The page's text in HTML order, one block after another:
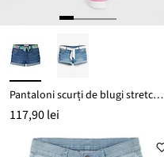
Pantaloni scurți de blugi stretch, cu cordon
117,90 lei